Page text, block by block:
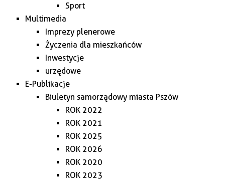
Sport
Multimedia
Imprezy plenerowe
Życzenia dla mieszkańców
Inwestycje
urzędowe
E-Publikacje
Biuletyn samorządowy miasta Pszów
ROK 2022
ROK 2021
ROK 2025
ROK 2026
ROK 2020
ROK 2023